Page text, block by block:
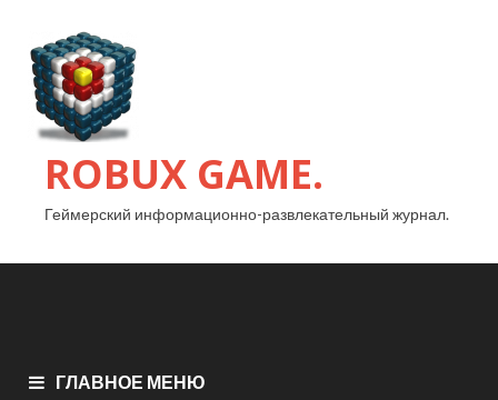
ROBUX GAME.
Геймерский информационно-развлекательный журнал.
ГЛАВНОЕ МЕНЮ